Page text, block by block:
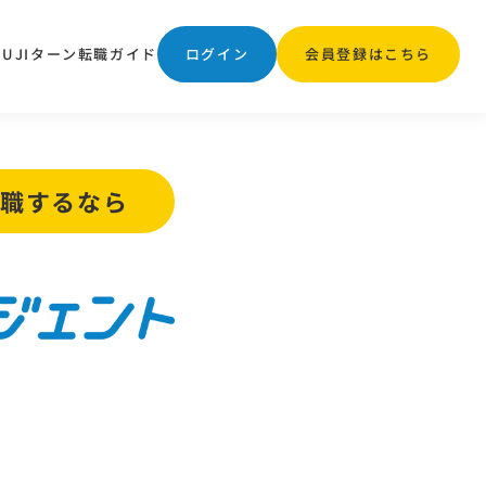
ターン転職ガイド ログイン 会員登録はこちら
するなら